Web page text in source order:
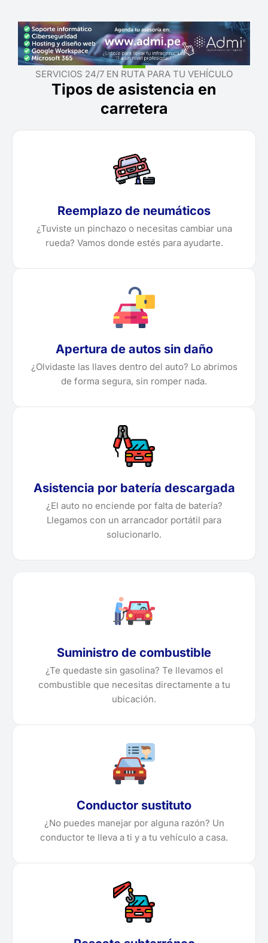
SERVICIOS 24/7 EN RUTA PARA TU VEHÍCULO
Tipos de asistencia en
carretera
Reemplazo de neumáticos
¿Tuviste un pinchazo o necesitas cambiar una
rueda? Vamos donde estés para ayudarte.
Apertura de autos sin daño
¿Olvidaste las llaves dentro del auto? Lo abrimos
de forma segura, sin romper nada.
Asistencia por batería descargada
¿El auto no enciende por falta de batería?
Llegamos con un arrancador portátil para
solucionarlo.
Suministro de combustible
¿Te quedaste sin gasolina? Te llevamos el
combustible que necesitas directamente a tu
ubicación.
Conductor sustituto
¿No puedes manejar por alguna razón? Un
conductor te lleva a ti y a tu vehículo a casa.